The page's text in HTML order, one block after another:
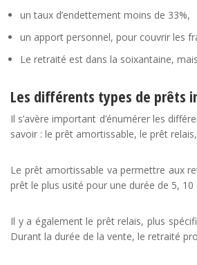
un taux d’endettement moins de 33%,
un apport personnel, pour couvrir les
Le retraité est dans la soixantaine,
Les différents types de prêts
Il s’avère important d’énumérer les
savoir : le prêt amortissable, le prêt
Le prêt amortissable va permettre aux
prêt le plus usité pour une durée de 5, 10
Il y a également le prêt relais, plus
Durant la durée de la vente, le retraité